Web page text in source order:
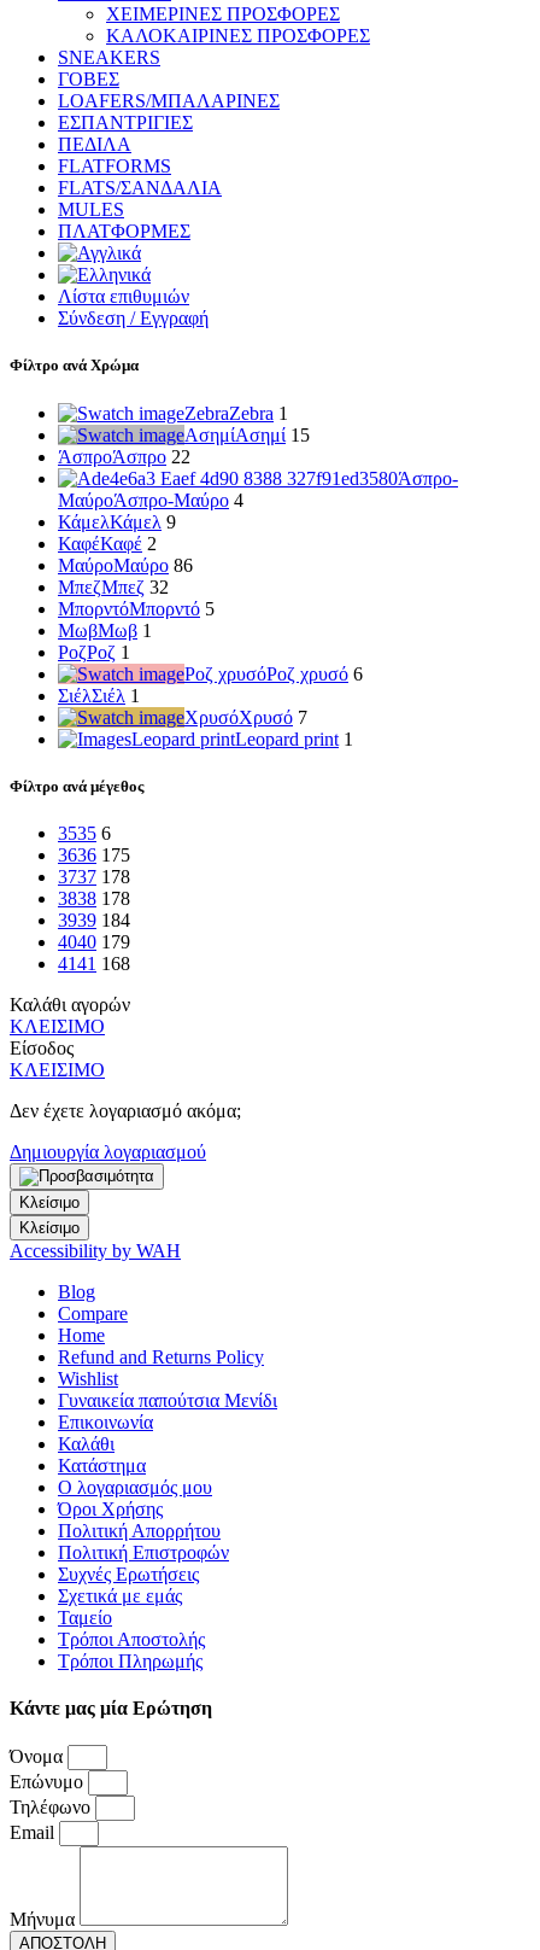
ΧΕΙΜΕΡΙΝΕΣ ΠΡΟΣΦΟΡΕΣ
ΚΑΛΟΚΑΙΡΙΝΕΣ ΠΡΟΣΦΟΡΕΣ
SNEAKERS
ΓΟΒΕΣ
LOAFERS/ΜΠΑΛΑΡΙΝΕΣ
ΕΣΠΑΝΤΡΙΓΙΕΣ
ΠΕΔΙΛΑ
FLATFORMS
FLATS/ΣΑΝΔΑΛΙΑ
MULES
ΠΛΑΤΦΟΡΜΕΣ
Λίστα επιθυμιών
Σύνδεση / Εγγραφή
Φίλτρο ανά Χρώμα
ZebraZebra 1
ΑσημίΑσημί 15
ΆσπροΆσπρο 22
Άσπρο-
ΜαύροΆσπρο-Μαύρο 4
ΚάμελΚάμελ 9
ΚαφέΚαφέ 2
ΜαύροΜαύρο 86
ΜπεζΜπεζ 32
ΜπορντόΜπορντό 5
ΜωβΜωβ 1
ΡοζΡοζ 1
Ροζ χρυσόΡοζ χρυσό 6
ΣιέλΣιέλ 1
ΧρυσόΧρυσό 7
Leopard printLeopard print 1
Φίλτρο ανά μέγεθος
3535 6
3636 175
3737 178
3838 178
3939 184
4040 179
4141 168
Καλάθι αγορών
ΚΛΕΙΣΙΜΟ
Είσοδος
ΚΛΕΙΣΙΜΟ
Δεν έχετε λογαριασμό ακόμα;
Δημιουργία λογαριασμού
Κλείσιμο
Κλείσιμο
Accessibility by WAH
Blog
Compare
Home
Refund and Returns Policy
Wishlist
Γυναικεία παπούτσια Μενίδι
Επικοινωνία
Καλάθι
Κατάστημα
Ο λογαριασμός μου
Όροι Χρήσης
Πολιτική Απορρήτου
Πολιτική Επιστροφών
Συχνές Ερωτήσεις
Σχετικά με εμάς
Ταμείο
Τρόποι Αποστολής
Τρόποι Πληρωμής
Κάντε μας μία Ερώτηση
Όνομα
Επώνυμο
Τηλέφωνο
Email
Μήνυμα
ΑΠΟΣΤΟΛΗ